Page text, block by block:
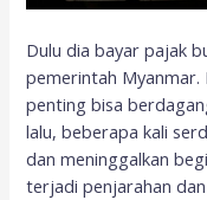
Dulu dia bayar pajak
pemerintah Myanmar.
penting bisa
lalu, beberapa kali
dan meninggalkan
terjadi penjarahan